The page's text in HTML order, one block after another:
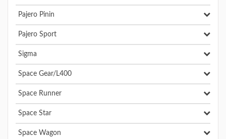
Pajero Pinin
Pajero Sport
Sigma
Space Gear/L400
Space Runner
Space Star
Space Wagon